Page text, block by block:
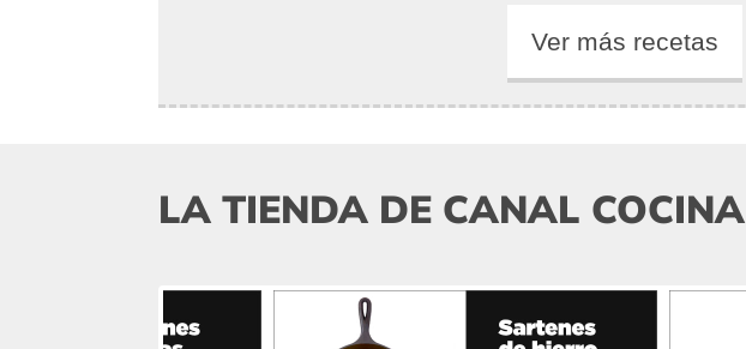
Ver más recetas
LA TIENDA DE CANAL COCINA